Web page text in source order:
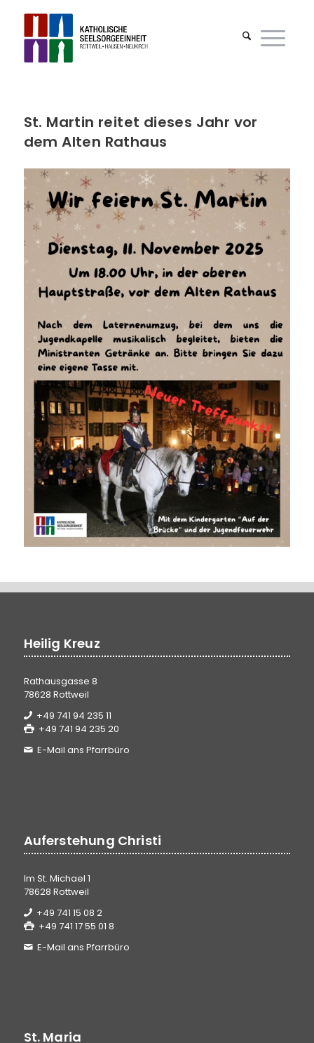
St. Martin reitet dieses Jahr vor
dem Alten Rathaus
Heilig Kreuz
Rathausgasse 8
78628 Rottweil
+49 741 94 235 11
+49 741 94 235 20
E-Mail ans Pfarrbüro
Auferstehung Christi
Im St. Michael 1
78628 Rottweil
+49 741 15 08 2
+49 741 17 55 01 8
E-Mail ans Pfarrbüro
St. Maria